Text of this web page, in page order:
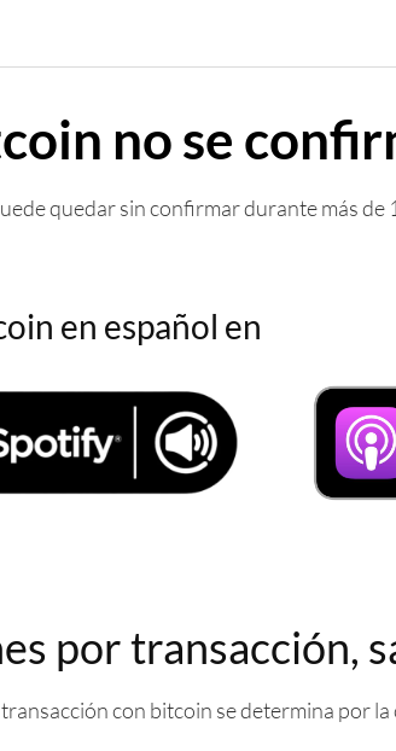
no se
quedar sin confirmar durante más
en español en
por transacción,
con bitcoin se determina por